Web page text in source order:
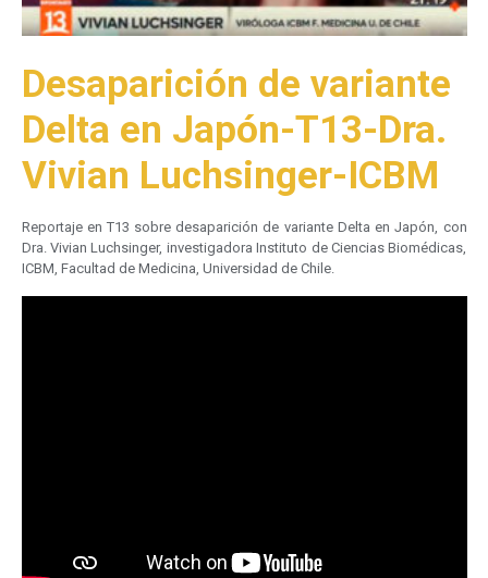
Desaparición de variante
Delta en Japón-T13-Dra.
Vivian Luchsinger-ICBM
Reportaje en T13 sobre desaparición de variante Delta en Japón, con
Dra. Vivian Luchsinger, investigadora Instituto de Ciencias Biomédicas,
ICBM, Facultad de Medicina, Universidad de Chile.